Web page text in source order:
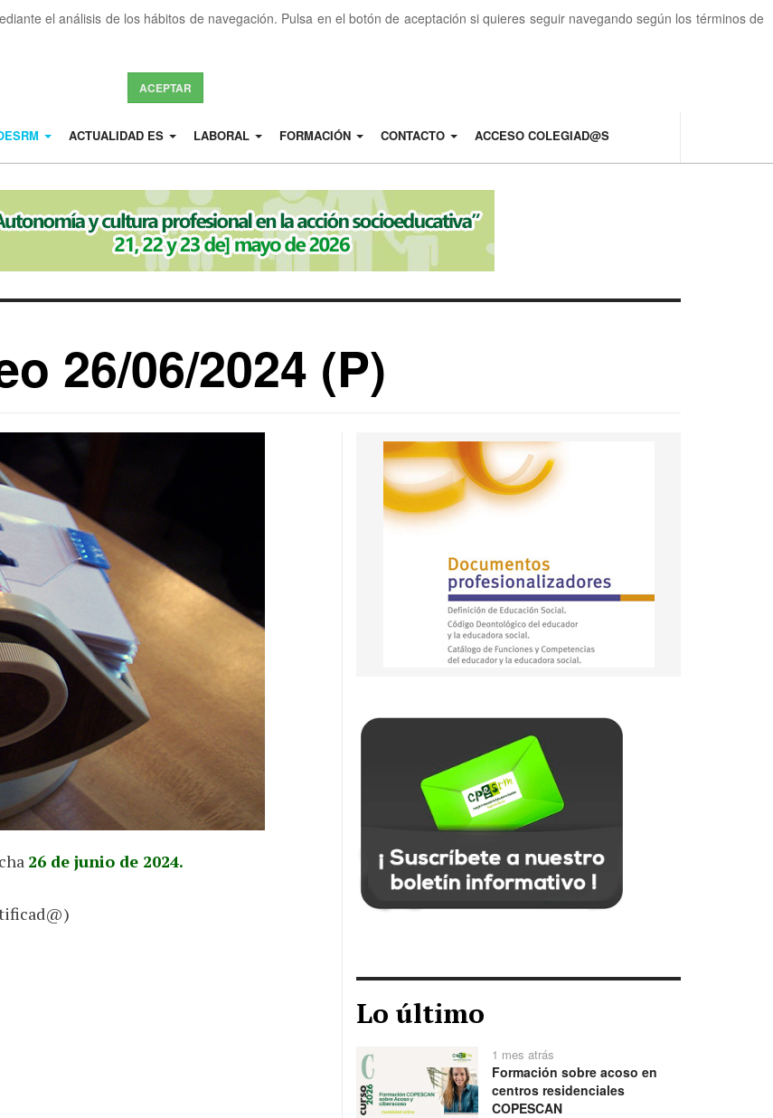
el análisis de los hábitos de navegación. Pulsa en el botón de aceptación si quieres seguir navegando según los términos de
ACEPTAR
ACTUALIDAD ES LABORAL FORMACIÓN CONTACTO ACCESO COLEGIAD@S
26/06/2024 (P)
26 de junio de 2024.
Lo último
1 mes atrás
Formación sobre acoso en
centros residenciales
COPESCAN